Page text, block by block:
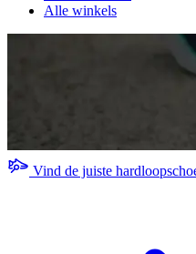
Alle winkels
Vind de juiste